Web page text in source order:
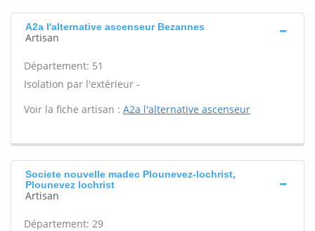
A2a l'alternative ascenseur Bezannes
Artisan
Département: 51
Isolation par l'extérieur -
Voir la fiche artisan : A2a l'alternative ascenseur
Societe nouvelle madec Plounevez-lochrist,
Plounevez lochrist
Artisan
Département: 29